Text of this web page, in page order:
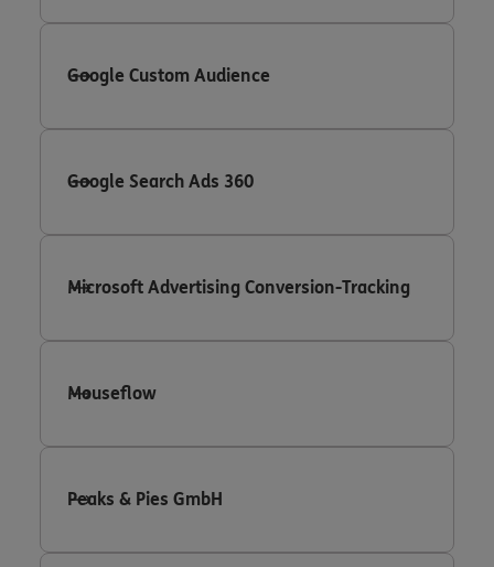
Google Custom Audience
Google Search Ads 360
Microsoft Advertising Conversion-Tracking
Mouseflow
Peaks & Pies GmbH